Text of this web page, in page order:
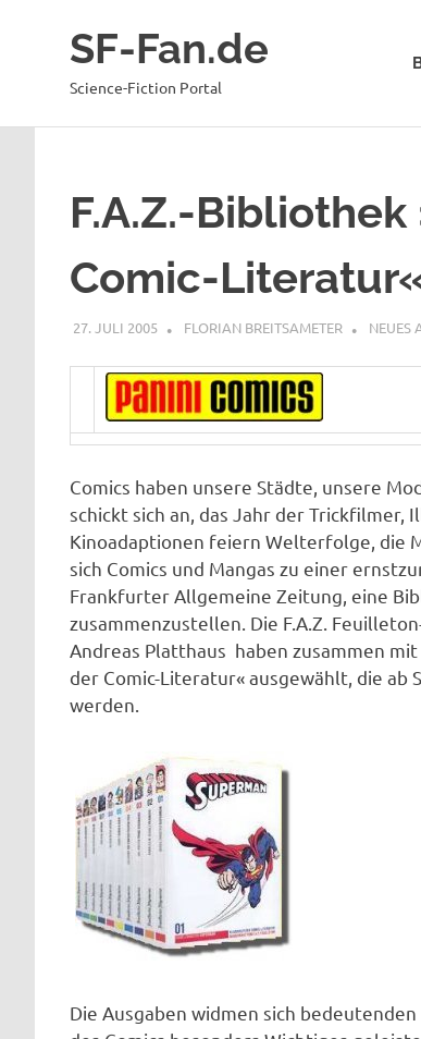
SF-Fan.de
Science-Fiction Portal
F.A.Z.-
Comic-
27. JULI 2005 FLORIAN BREITSAMETER NEUES
Comics haben unsere Städte, unsere
schickt sich an, das Jahr der
Kinoadaptionen feiern Welterfolge, die
sich Comics und Mangas zu einer
Frankfurter Allgemeine Zeitung, eine
zusammenzustellen. Die F.A.Z.
Andreas Platthaus haben zusammen
der Comic-Literatur« ausgewählt, die
werden.
Die Ausgaben widmen sich